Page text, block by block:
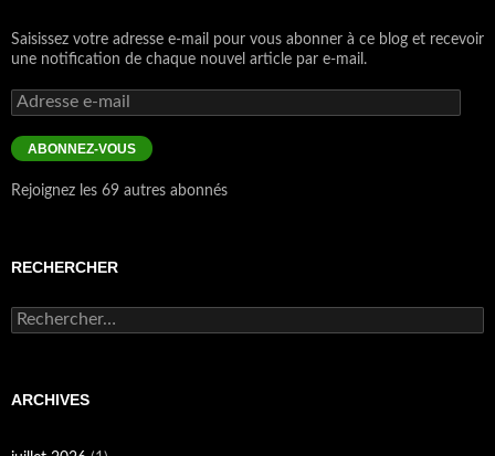
Saisissez votre adresse e-mail pour vous abonner à ce blog et recevoir
une notification de chaque nouvel article par e-mail.
Adresse
e-
mail
ABONNEZ-VOUS
Rejoignez les 69 autres abonnés
RECHERCHER
Rechercher :
ARCHIVES